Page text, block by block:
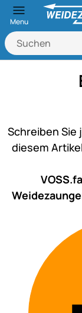
Menu
Schreiben
diesem